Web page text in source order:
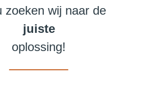
zoeken wij naar de
juiste
oplossing!